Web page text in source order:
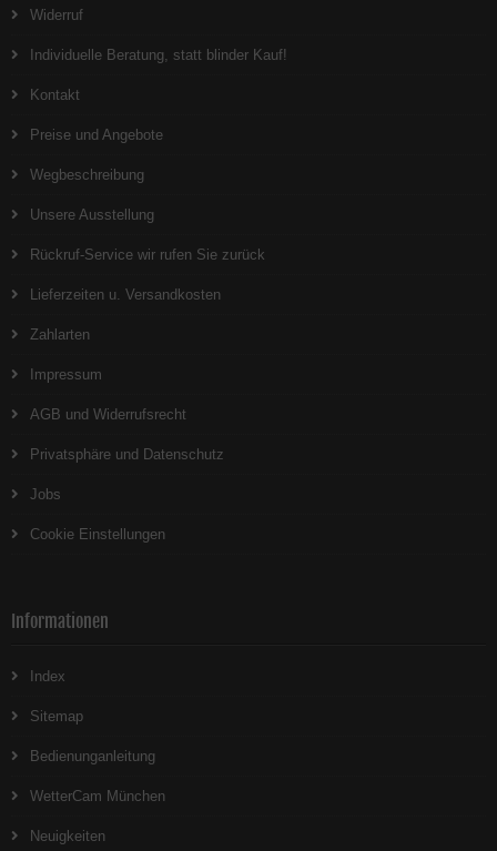
Widerruf
Individuelle Beratung, statt blinder Kauf!
Kontakt
Preise und Angebote
Wegbeschreibung
Unsere Ausstellung
Rückruf-Service wir rufen Sie zurück
Lieferzeiten u. Versandkosten
Zahlarten
Impressum
AGB und Widerrufsrecht
Privatsphäre und Datenschutz
Jobs
Cookie Einstellungen
Informationen
Index
Sitemap
Bedienunganleitung
WetterCam München
Neuigkeiten